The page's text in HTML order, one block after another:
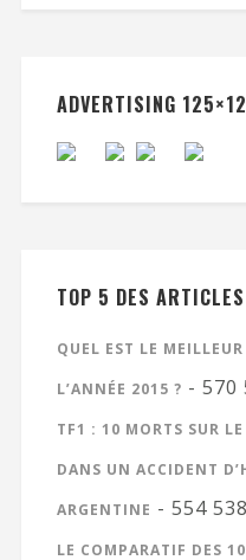
ADVERTISING
TOP 5 DES ARTICLES
QUEL EST LE
L’ANNÉE 2015 ? - 570
TF1 : 10 MORTS SUR
DANS UN ACCIDENT
ARGENTINE - 554
LE COMPARATIF DES